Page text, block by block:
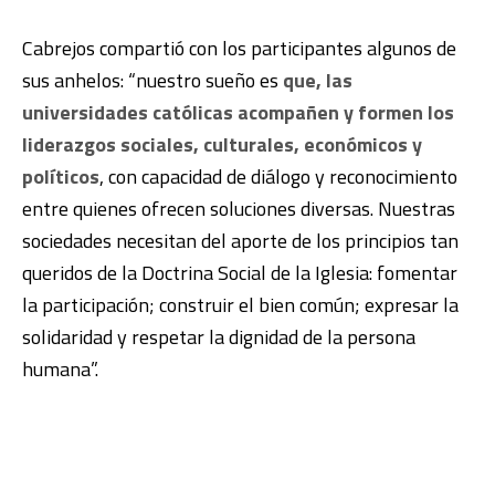
Cabrejos compartió con los participantes algunos de
sus anhelos: “nuestro sueño es que, las
universidades católicas acompañen y formen los
liderazgos sociales, culturales, económicos y
políticos, con capacidad de diálogo y reconocimiento
entre quienes ofrecen soluciones diversas. Nuestras
sociedades necesitan del aporte de los principios tan
queridos de la Doctrina Social de la Iglesia: fomentar
la participación; construir el bien común; expresar la
solidaridad y respetar la dignidad de la persona
humana”.